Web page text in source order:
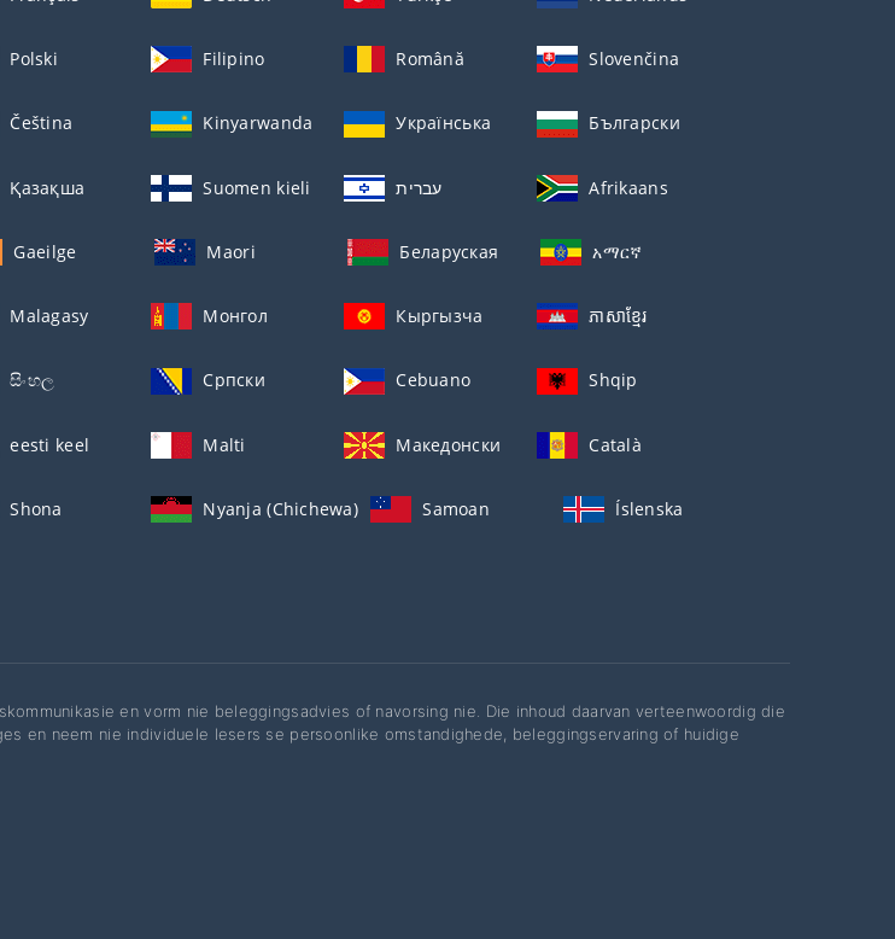
Polski Filipino Română Slovenčina
Čeština Kinyarwanda Українська Български
Қазақша Suomen kieli עברית Afrikaans
Gaeilge Maori Беларуская አማርኛ
Malagasy Монгол Кыргызча ភាសាខ្មែរ
සිංහල Српски Cebuano Shqip
eesti keel Malti Македонски Català
Shona Nyanja (Chichewa) Samoan Íslenska
en vorm nie beleggingsadvies of navorsing nie. Die inhoud daarvan verteenwoordig die
en neem nie individuele lesers se persoonlike omstandighede, beleggingservaring of huidige